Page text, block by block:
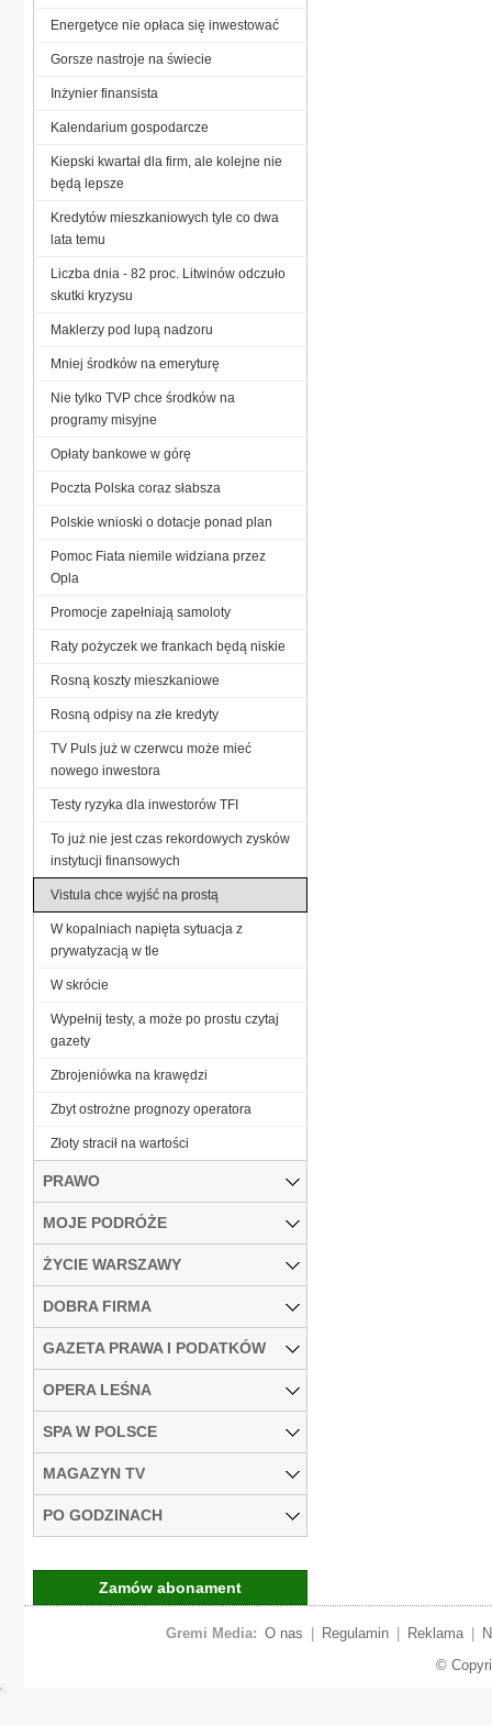
Energetyce nie opłaca się inwestować
Gorsze nastroje na świecie
Inżynier finansista
Kalendarium gospodarcze
Kiepski kwartał dla firm, ale kolejne nie
będą lepsze
Kredytów mieszkaniowych tyle co dwa
lata temu
Liczba dnia - 82 proc. Litwinów odczuło
skutki kryzysu
Maklerzy pod lupą nadzoru
Mniej środków na emeryturę
Nie tylko TVP chce środków na
programy misyjne
Opłaty bankowe w górę
Poczta Polska coraz słabsza
Polskie wnioski o dotacje ponad plan
Pomoc Fiata niemile widziana przez
Opla
Promocje zapełniają samoloty
Raty pożyczek we frankach będą niskie
Rosną koszty mieszkaniowe
Rosną odpisy na złe kredyty
TV Puls już w czerwcu może mieć
nowego inwestora
Testy ryzyka dla inwestorów TFI
To już nie jest czas rekordowych zysków
instytucji finansowych
Vistula chce wyjść na prostą
W kopalniach napięta sytuacja z
prywatyzacją w tle
W skrócie
Wypełnij testy, a może po prostu czytaj
gazety
Zbrojeniówka na krawędzi
Zbyt ostrożne prognozy operatora
Złoty stracił na wartości
PRAWO
MOJE PODRÓŻE
ŻYCIE WARSZAWY
DOBRA FIRMA
GAZETA PRAWA I PODATKÓW
OPERA LEŚNA
SPA W POLSCE
MAGAZYN TV
PO GODZINACH
Zamów abonament
Gremi Media: O nas Regulamin Reklama
©